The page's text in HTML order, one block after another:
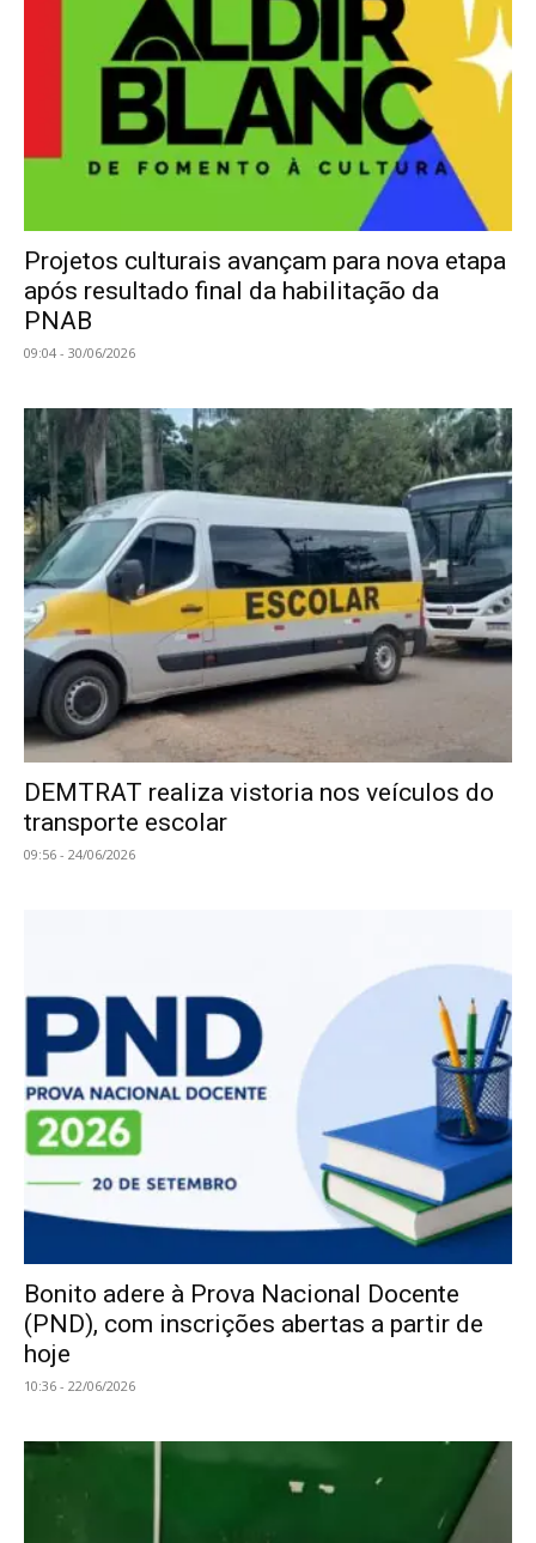
Projetos culturais avançam para nova etapa
após resultado final da habilitação da
PNAB
09:04 - 30/06/2026
DEMTRAT realiza vistoria nos veículos do
transporte escolar
09:56 - 24/06/2026
Bonito adere à Prova Nacional Docente
(PND), com inscrições abertas a partir de
hoje
10:36 - 22/06/2026